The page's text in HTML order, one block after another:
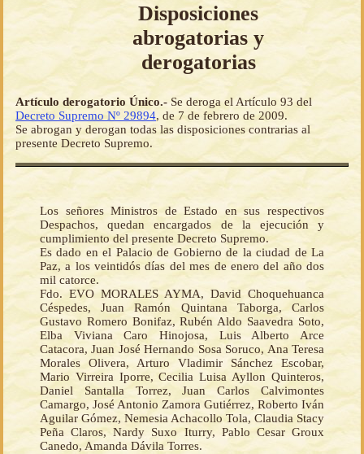
Disposiciones
abrogatorias y
derogatorias
Artículo derogatorio Único.- Se deroga el Artículo 93 del
Decreto Supremo Nº 29894, de 7 de febrero de 2009.
Se abrogan y derogan todas las disposiciones contrarias al
presente Decreto Supremo.
Los señores Ministros de Estado en sus respectivos
Despachos, quedan encargados de la ejecución y
cumplimiento del presente Decreto Supremo.
Es dado en el Palacio de Gobierno de la ciudad de La
Paz, a los veintidós días del mes de enero del año dos
mil catorce.
Fdo. EVO MORALES AYMA, David Choquehuanca
Céspedes, Juan Ramón Quintana Taborga, Carlos
Gustavo Romero Bonifaz, Rubén Aldo Saavedra Soto,
Elba Viviana Caro Hinojosa, Luis Alberto Arce
Catacora, Juan José Hernando Sosa Soruco, Ana Teresa
Morales Olivera, Arturo Vladimir Sánchez Escobar,
Mario Virreira Iporre, Cecilia Luisa Ayllon Quinteros,
Daniel Santalla Torrez, Juan Carlos Calvimontes
Camargo, José Antonio Zamora Gutiérrez, Roberto Iván
Aguilar Gómez, Nemesia Achacollo Tola, Claudia Stacy
Peña Claros, Nardy Suxo Iturry, Pablo Cesar Groux
Canedo, Amanda Dávila Torres.